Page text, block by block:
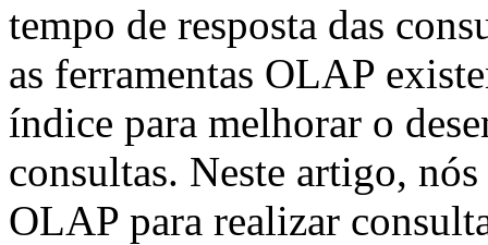
tempo de resposta das
as ferramentas OLAP
índice para melhorar o
consultas. Neste artigo,
OLAP para realizar